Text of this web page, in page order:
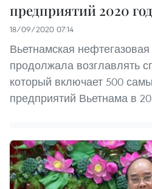
предприятий 2020
18/09/2020 07:14
Вьетнамская нефтегазовая
продолжала возглавлять
который включает 500
предприятий Вьетнама в